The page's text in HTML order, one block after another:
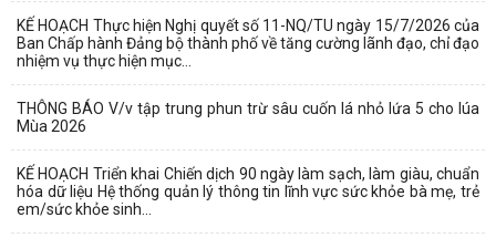
KẾ HOẠCH Thực hiện Nghị quyết số 11-NQ/TU ngày 15/7/2026 của
Ban Chấp hành Đảng bộ thành phố về tăng cường lãnh đạo, chỉ đạo
nhiệm vụ thực hiện mục...
THÔNG BÁO V/v tập trung phun trừ sâu cuốn lá nhỏ lứa 5 cho lúa
Mùa 2026
KẾ HOẠCH Triển khai Chiến dịch 90 ngày làm sạch, làm giàu, chuẩn
hóa dữ liệu Hệ thống quản lý thông tin lĩnh vực sức khỏe bà mẹ, trẻ
em/sức khỏe sinh...